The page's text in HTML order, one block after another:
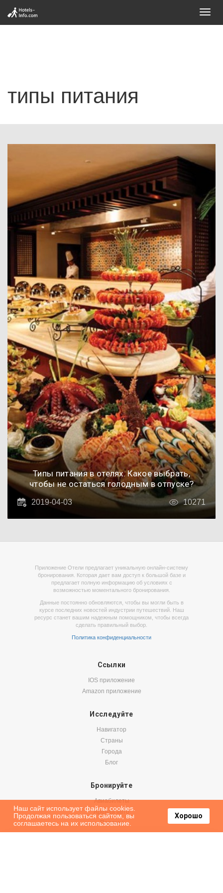
типы питания
Типы питания в отелях. Какое выбрать,
чтобы не остаться голодным в отпуске?
2019-04-03 10271
Приложение Отели предлагает уникальную онлайн-систему
бронирования. Которая дает вам доступ к большой базе и
предлагает полную информацию об условиях с
возможностью моментального бронирования.
Данные постоянно обновляются, чтобы вы могли быть в
курсе последних новостей индустрии путешествий. Наш
ресурс станет вашим надежным помощником, чтобы всегда
сделать правильный выбор.
Политика конфиденциальности
Ссылки
IOS приложение
Amazon приложение
Исследуйте
Навигатор
Страны
Города
Блог
Бронируйте
Авиабилеты
Аренда авто
Паромы
Наш сайт использует файлы cookies.
Продолжая пользоваться сайтом, вы
соглашаетесь на их использование.
Хорошо